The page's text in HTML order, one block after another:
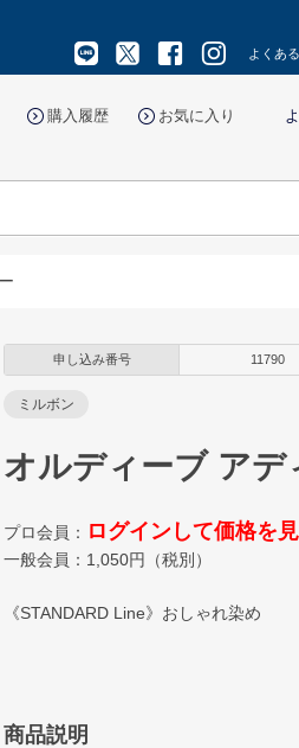
よくあ
購入履歴 お気に入り
申し込み番号 11790
ミルボン
オルディーブ アデ
プロ会員： ログインして価格を
一般会員： 1,050円（税別）
《STANDARD Line》おしゃれ染め
商品説明